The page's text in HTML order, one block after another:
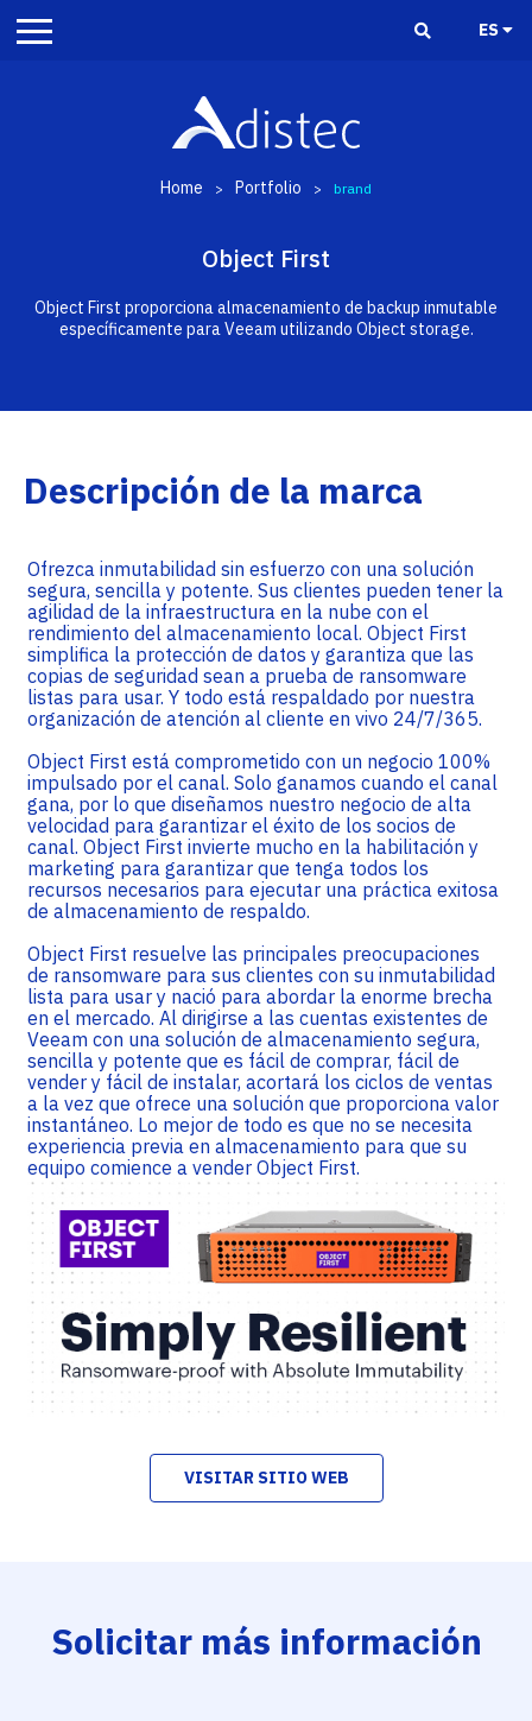
ES
Home > Portfolio > brand
Object First
Object First proporciona almacenamiento de backup inmutable
específicamente para Veeam utilizando Object storage.
Descripción de la marca
Ofrezca inmutabilidad sin esfuerzo con una solución
segura, sencilla y potente. Sus clientes pueden tener la
agilidad de la infraestructura en la nube con el
rendimiento del almacenamiento local. Object First
simplifica la protección de datos y garantiza que las
copias de seguridad sean a prueba de ransomware
listas para usar. Y todo está respaldado por nuestra
organización de atención al cliente en vivo 24/7/365.
Object First está comprometido con un negocio 100%
impulsado por el canal. Solo ganamos cuando el canal
gana, por lo que diseñamos nuestro negocio de alta
velocidad para garantizar el éxito de los socios de
canal. Object First invierte mucho en la habilitación y
marketing para garantizar que tenga todos los
recursos necesarios para ejecutar una práctica exitosa
de almacenamiento de respaldo.
Object First resuelve las principales preocupaciones
de ransomware para sus clientes con su inmutabilidad
lista para usar y nació para abordar la enorme brecha
en el mercado. Al dirigirse a las cuentas existentes de
Veeam con una solución de almacenamiento segura,
sencilla y potente que es fácil de comprar, fácil de
vender y fácil de instalar, acortará los ciclos de ventas
a la vez que ofrece una solución que proporciona valor
instantáneo. Lo mejor de todo es que no se necesita
experiencia previa en almacenamiento para que su
equipo comience a vender Object First.
VISITAR SITIO WEB
Solicitar más información